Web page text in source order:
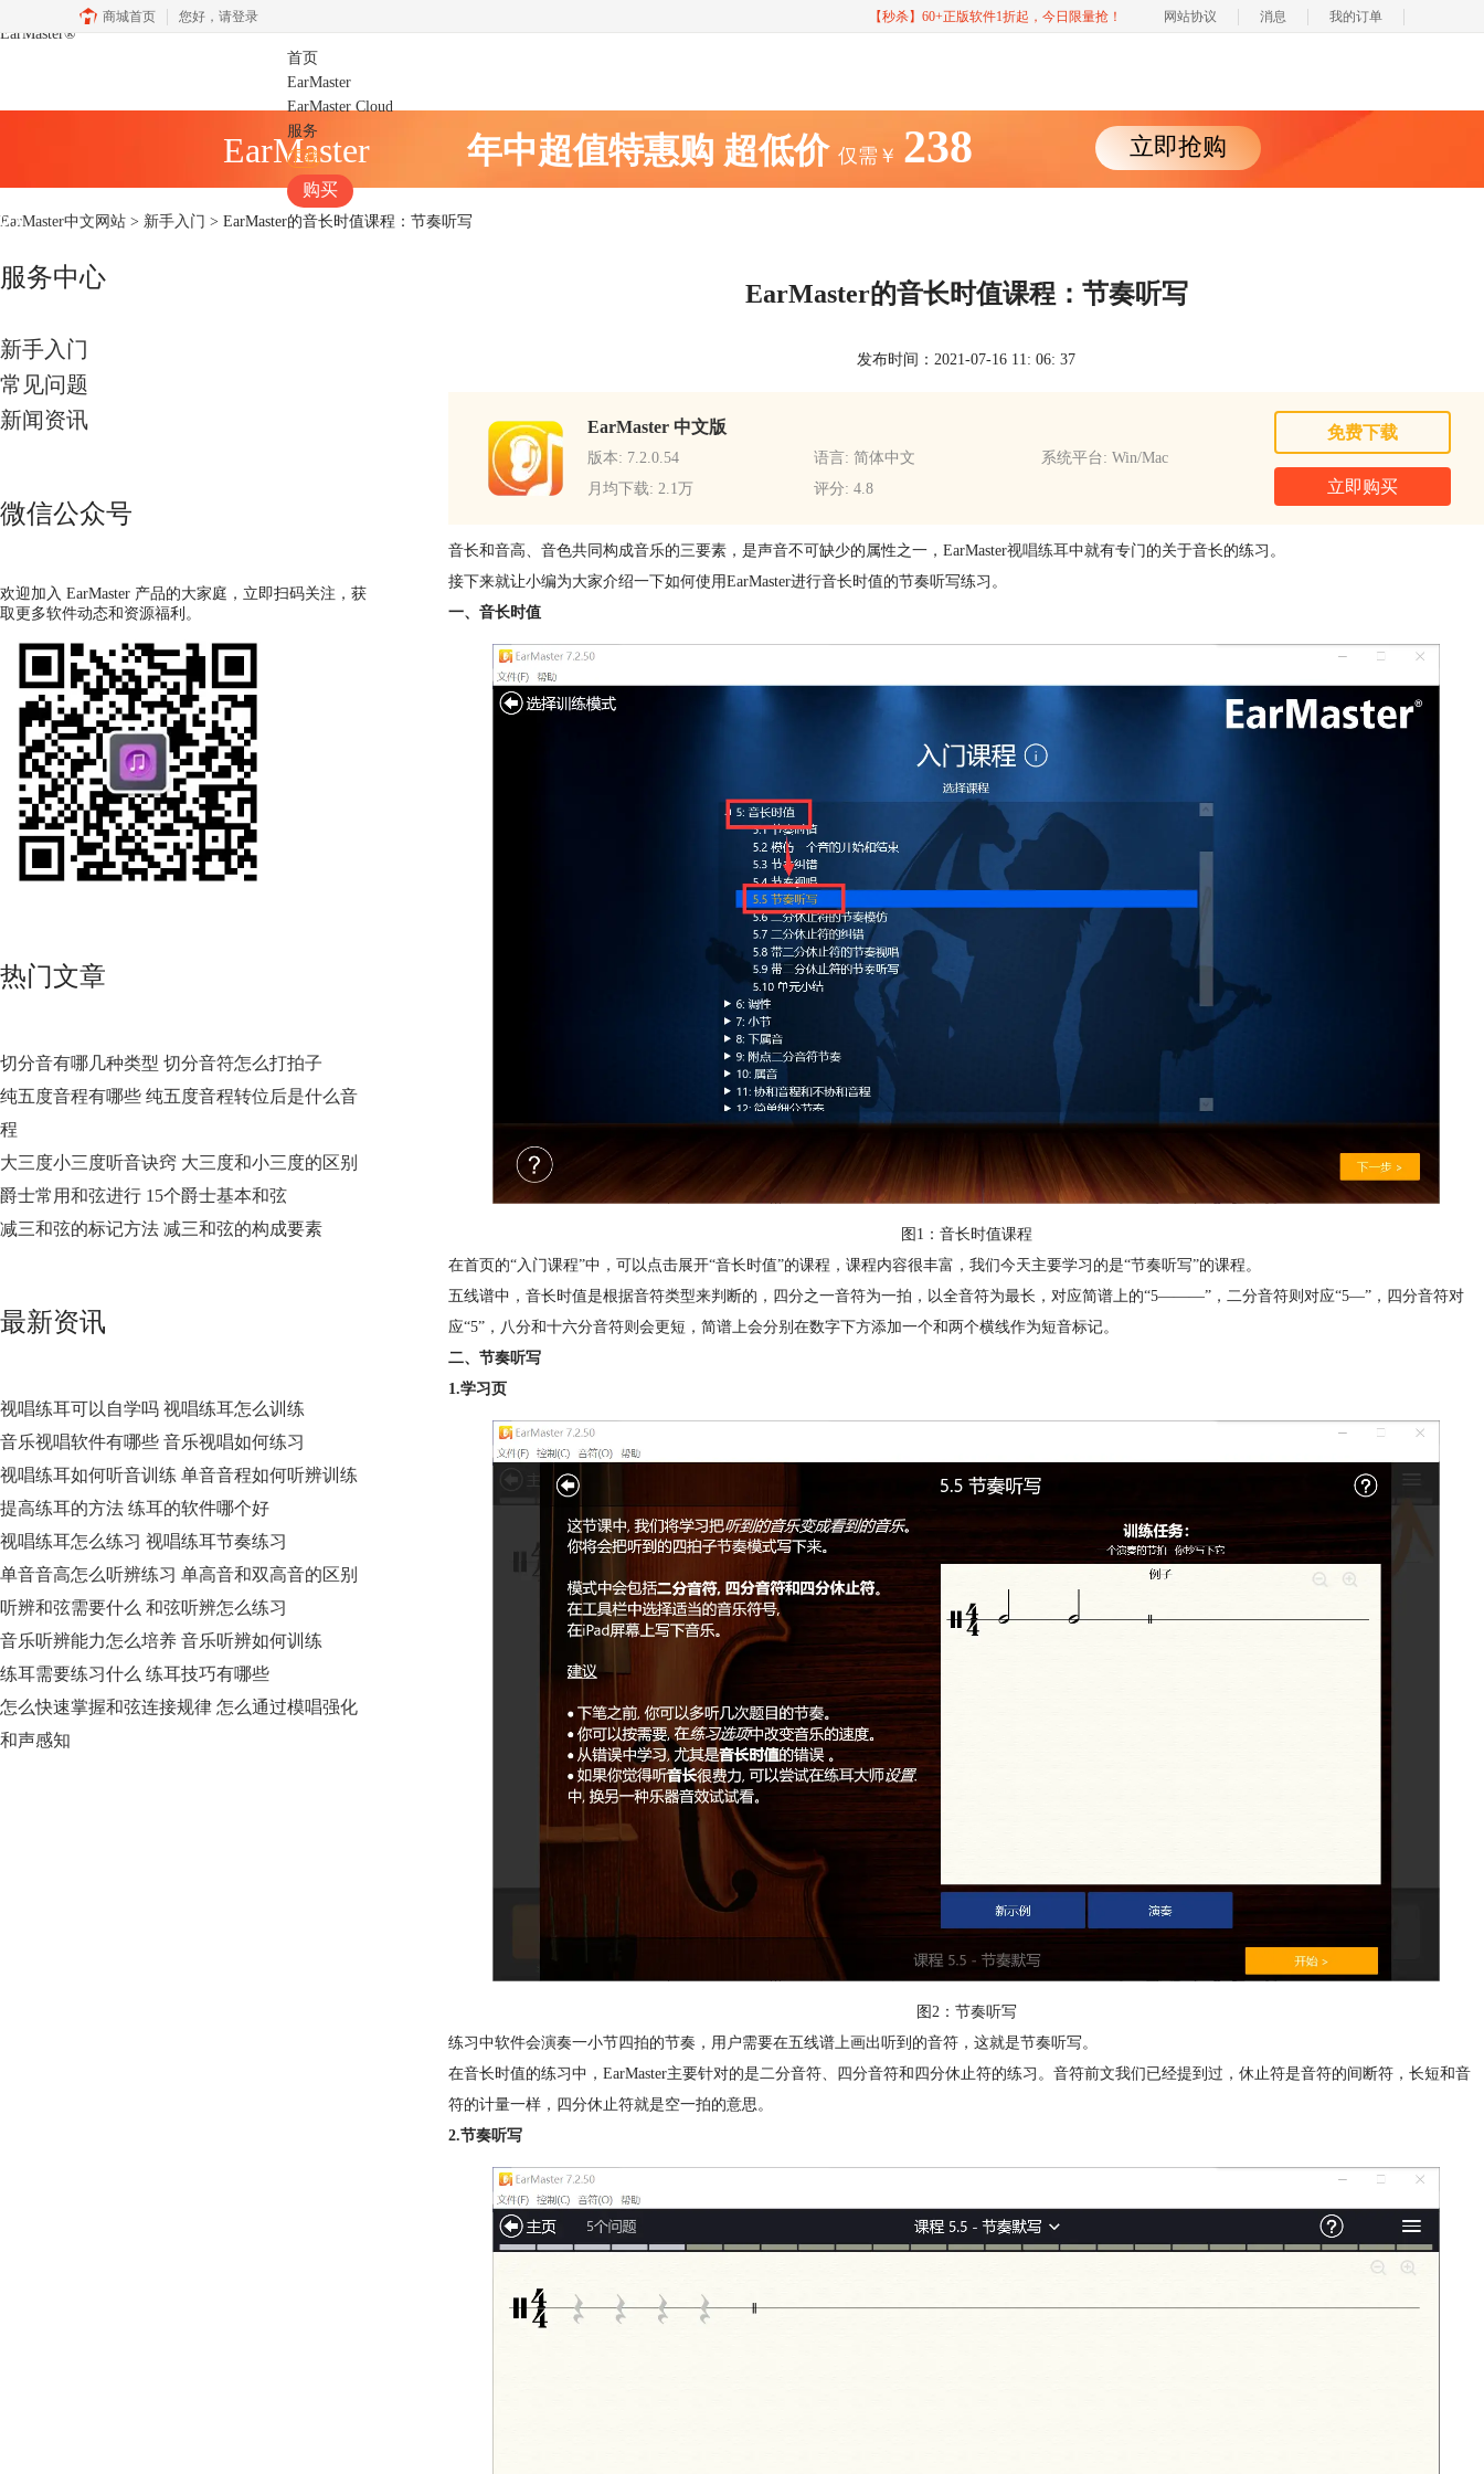
商城首页 您好， 请登录 【秒杀】60+正版软件1折起，今日限量抢！ 网站协议 消息 我的订单
EarMaster®
首页
EarMaster
EarMaster Cloud
服务
下载
购买
EarMaster 年中超值特惠购 超低价 仅需￥ 238 立即抢购
EarMaster中文网站 > 新手入门 > EarMaster的音长时值课程：节奏听写
服务中心
新手入门
常见问题
新闻资讯
微信公众号
欢迎加入 EarMaster 产品的大家庭，立即扫码关注，获
取更多软件动态和资源福利。
热门文章
切分音有哪几种类型 切分音符怎么打拍子
纯五度音程有哪些 纯五度音程转位后是什么音
程
大三度小三度听音诀窍 大三度和小三度的区别
爵士常用和弦进行 15个爵士基本和弦
减三和弦的标记方法 减三和弦的构成要素
最新资讯
视唱练耳可以自学吗 视唱练耳怎么训练
音乐视唱软件有哪些 音乐视唱如何练习
视唱练耳如何听音训练 单音音程如何听辨训练
提高练耳的方法 练耳的软件哪个好
视唱练耳怎么练习 视唱练耳节奏练习
单音音高怎么听辨练习 单高音和双高音的区别
听辨和弦需要什么 和弦听辨怎么练习
音乐听辨能力怎么培养 音乐听辨如何训练
练耳需要练习什么 练耳技巧有哪些
怎么快速掌握和弦连接规律 怎么通过模唱强化
和声感知
EarMaster的音长时值课程：节奏听写
发布时间：2021-07-16 11: 06: 37
EarMaster 中文版
版本: 7.2.0.54 语言: 简体中文
系统平台: Win/Mac
月均下载: 2.1万
评分: 4.8
免费下载
立即购买
音长和音高、音色共同构成音乐的三要素，是声音不可缺少的属性之一，EarMaster视唱练耳中就有专门的关于音长的练习。
接下来就让小编为大家介绍一下如何使用EarMaster进行音长时值的节奏听写练习。
一、音长时值
图1：音长时值课程
在首页的“入门课程”中，可以点击展开“音长时值”的课程，课程内容很丰富，我们今天主要学习的是“节奏听写”的课程。
五线谱中，音长时值是根据音符类型来判断的，四分之一音符为一拍，以全音符为最长，对应简谱上的“5———”，二分音符则对应“5—”，四分音符对
应“5”，八分和十六分音符则会更短，简谱上会分别在数字下方添加一个和两个横线作为短音标记。
二、节奏听写
1.学习页
图2：节奏听写
练习中软件会演奏一小节四拍的节奏，用户需要在五线谱上画出听到的音符，这就是节奏听写。
在音长时值的练习中，EarMaster主要针对的是二分音符、四分音符和四分休止符的练习。音符前文我们已经提到过，休止符是音符的间断符，长短和音
符的计量一样，四分休止符就是空一拍的意思。
2.节奏听写